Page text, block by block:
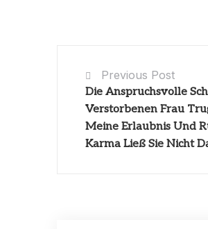
Previous Post
Die Anspruchsvolle
Verstorbenen Frau
Meine Erlaubnis Und
Karma Ließ Sie Nicht